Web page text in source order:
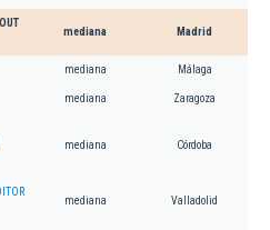
mediana Madrid
mediana Málaga
mediana Zaragoza
mediana Córdoba
mediana Valladolid